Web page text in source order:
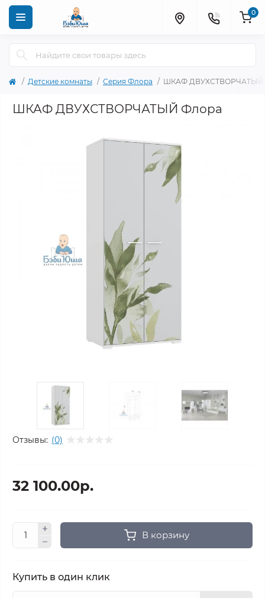
0
Детские комнаты Серия Флора ШКАФ ДВУХСТВОРЧАТЫЙ
ШКАФ ДВУХСТВОРЧАТЫЙ Флора
Отзывы: (0)
32 100.00р.
В корзину
Купить в один клик